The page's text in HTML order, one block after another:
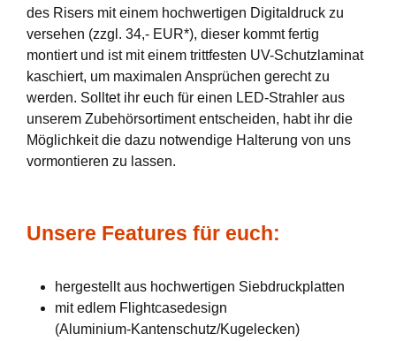
des Risers mit einem hochwertigen Digitaldruck zu
versehen (zzgl. 34,- EUR*), dieser kommt fertig
montiert und ist mit einem trittfesten UV-Schutzlaminat
kaschiert, um maximalen Ansprüchen gerecht zu
werden. Solltet ihr euch für einen LED-Strahler aus
unserem Zubehörsortiment entscheiden, habt ihr die
Möglichkeit die dazu notwendige Halterung von uns
vormontieren zu lassen.
Unsere Features für euch:
hergestellt aus hochwertigen Siebdruckplatten
mit edlem Flightcasedesign
(Aluminium-Kantenschutz/Kugelecken)